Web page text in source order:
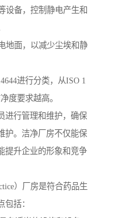
设备，控制静电产生和
地面，以减少尘埃和静
进行分类，从ISO 1
度要求越高。
进行管理和维护，确保
护。洁净厂房不仅能保
提升企业的形象和竞争
）厂房是符合药品生
括：